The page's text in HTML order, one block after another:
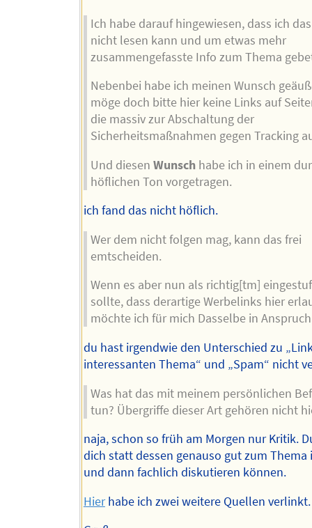
Ich habe darauf hingewiesen, dass ich
nicht lesen kann und um etwas mehr
zusammengefasste Info zum Thema
Nebenbei habe ich meinen Wunsch
möge doch bitte hier keine Links auf
die massiv zur Abschaltung der
Sicherheitsmaßnahmen gegen Tracking
Und diesen Wunschhabe ich in einem
höflichen Ton vorgetragen.
ich fand das nicht höflich.
Wer dem nicht folgen mag, kann das frei
emtscheiden.
Wenn es aber nun als richtig[tm]
sollte, dass derartige Werbelinks hier
möchte ich für mich Dasselbe in
du hast irgendwie den Unterschied zu
interessanten Thema“ und „Spam“ nicht
Was hat das mit meinem persönlichen
tun? Übergriffe dieser Art gehören nicht
naja, schon so früh am Morgen nur Kritik.
dich statt dessen genauso gut zum
und dann fachlich diskutieren können.
Hierhabe ich zwei weitere Quellen verlinkt.